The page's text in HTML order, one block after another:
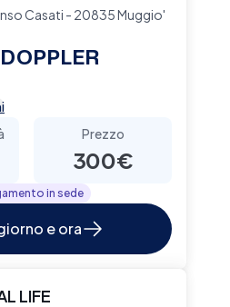
Casati - 20835 Muggio'
Prezzo
300€
in sede
e ora
LIFE